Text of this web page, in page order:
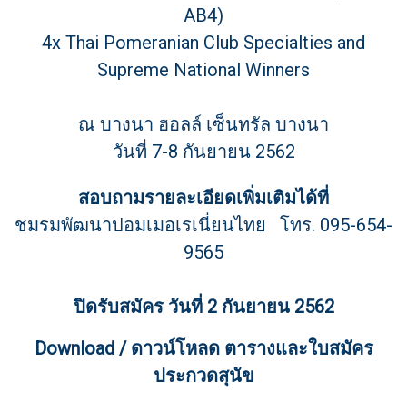
AB4)
4x Thai Pomeranian Club Specialties and
Supreme National Winners
ณ บางนา ฮอลล์ เซ็นทรัล บางนา
วันที่ 7-8 กันยายน 2562
สอบถามรายละเอียดเพิ่มเติมได้ที่
ชมรมพัฒนาปอมเมอเรเนี่ยนไทย โทร. 095-654-
9565
ปิดรับสมัคร วันที่ 2 กันยายน 2562
Download / ดาวน์โหลด ตารางและใบสมัคร
ประกวดสุนัข